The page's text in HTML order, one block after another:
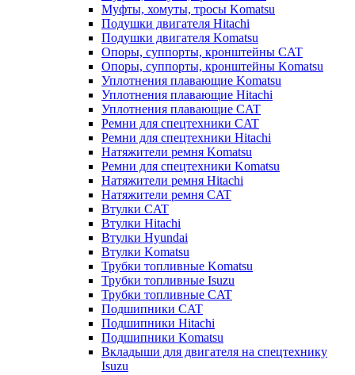
Муфты, хомуты, тросы Komatsu
Подушки двигателя Hitachi
Подушки двигателя Komatsu
Опоры, суппорты, кронштейны CAT
Опоры, суппорты, кронштейны Komatsu
Уплотнения плавающие Komatsu
Уплотнения плавающие Hitachi
Уплотнения плавающие CAT
Ремни для спецтехники CAT
Ремни для спецтехники Hitachi
Натяжители ремня Komatsu
Ремни для спецтехники Komatsu
Натяжители ремня Hitachi
Натяжители ремня CAT
Втулки CAT
Втулки Hitachi
Втулки Hyundai
Втулки Komatsu
Трубки топливные Komatsu
Трубки топливные Isuzu
Трубки топливные CAT
Подшипники CAT
Подшипники Hitachi
Подшипники Komatsu
Вкладыши для двигателя на спецтехнику
Isuzu